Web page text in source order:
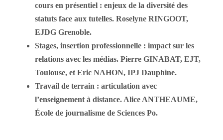
cours en présentiel : enjeux de la diversité des
statuts face aux tutelles. Roselyne RINGOOT,
EJDG Grenoble.
Stages, insertion professionnelle : impact sur les
relations avec les médias. Pierre GINABAT, EJT,
Toulouse, et Eric NAHON, IPJ Dauphine.
Travail de terrain : articulation avec
l’enseignement à distance. Alice ANTHEAUME,
École de journalisme de Sciences Po.